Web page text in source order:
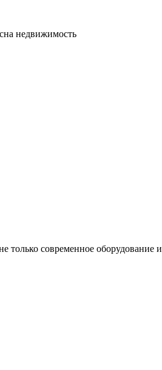
недвижимость
только современное оборудование и